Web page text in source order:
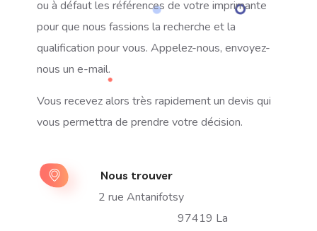
ou à défaut les références de votre imprimante
pour que nous fassions la recherche et la
qualification pour vous. Appelez-nous, envoyez-
nous un e-mail.
Vous recevez alors très rapidement un devis qui
vous permettra de prendre votre décision.
Nous trouver
2 rue Antanifotsy
97419 La